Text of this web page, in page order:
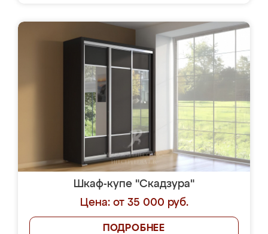
Шкаф-купе "Скадзура"
Цена: от 35 000 руб.
ПОДРОБНЕЕ